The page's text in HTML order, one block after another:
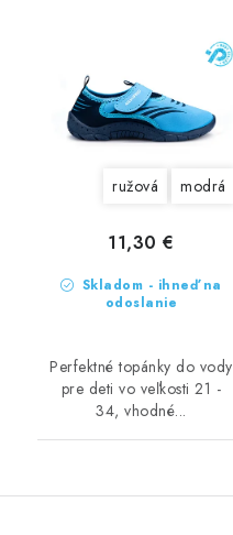
ružová modrá
Skladom - ihneď na
odoslanie
11,30 €
Perfektné topánky do vody
pre deti vo veľkosti 21 -
34, vhodné...